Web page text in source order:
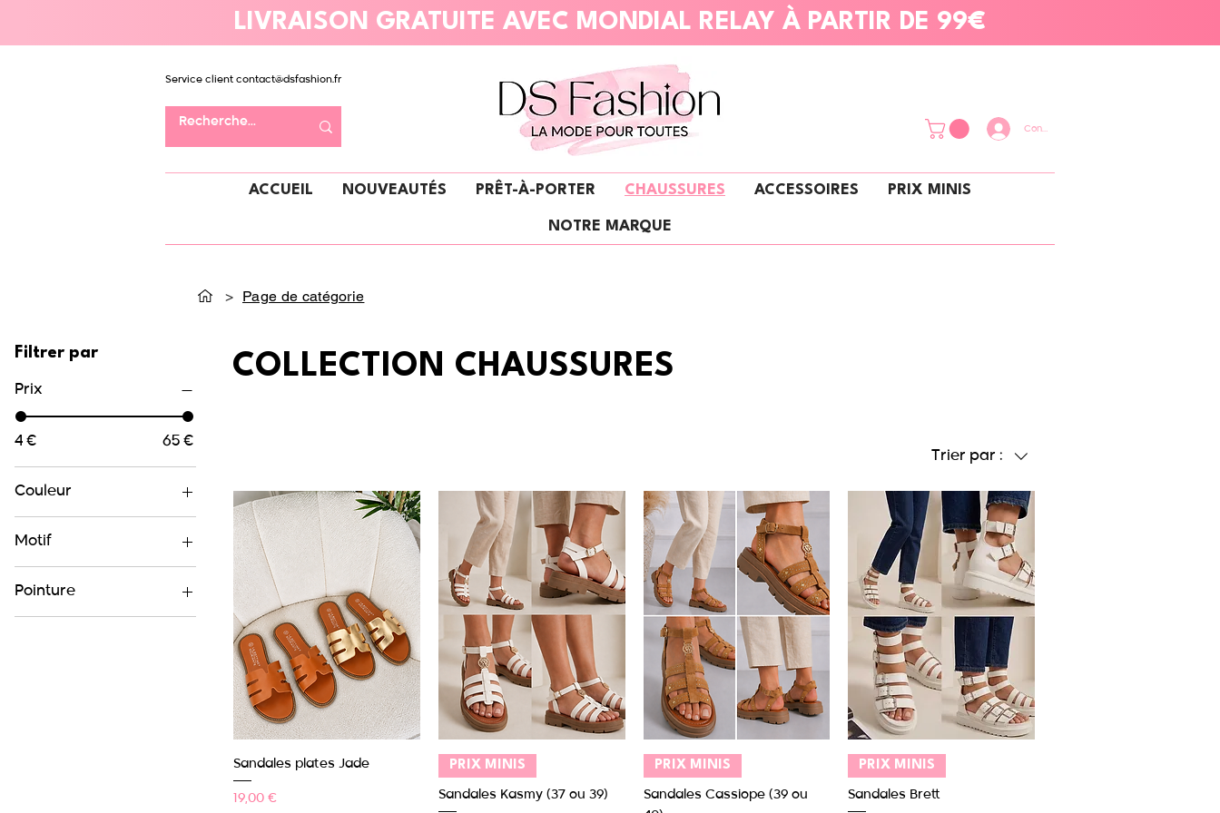
LIVRAISON GRATUITE AVEC MONDIAL RELAY À PARTIR DE 99€
Service client contact@dsfashion.fr
Connexion
ACCUEIL NOUVEAUTÉS PRÊT-À-PORTER CHAUSSURES ACCESSOIRES PRIX MINIS
NOTRE MARQUE
> Page de catégorie
Filtrer par
Prix
4 € 65 €
Couleur
Motif
Pointure
COLLECTION CHAUSSURES
Trier par :
Aperçu rapide
Sandales plates Jade
Prix
19,00 €
Aperçu rapide
PRIX MINIS
Sandales Kasmy (37 ou 39)
Aperçu rapide
PRIX MINIS
Sandales Cassiope (39 ou
Aperçu rapide
PRIX MINIS
Sandales Brett